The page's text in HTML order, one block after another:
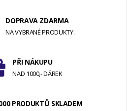
DOPRAVA ZDARMA
NA VYBRANÉ PRODUKTY.
PŘI NÁKUPU
NAD 1000,- DÁREK
PRODUKTŮ SKLADEM